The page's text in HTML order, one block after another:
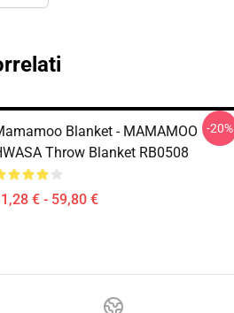
Blanket - MAMAMOO
Throw Blanket RB0508
€ - 59,80 €
-20%